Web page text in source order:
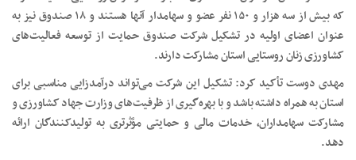
که بیش از سه هزار و ۱۵۰ نفر عضو و سهامدار آنها هستند و ۱۸ صندوق نیز به
عنوان اعضای اولیه در تشکیل شرکت صندوق حمایت از توسعه فعالیت‌های
کشاورزی زنان روستایی استان مشارکت دارند.
مهدی دوست تأکید کرد: تشکیل این شرکت می‌تواند درآمدزایی مناسبی برای
استان به همراه داشته باشد و با بهره‌گیری از ظرفیت‌های وزارت جهاد کشاورزی و
مشارکت سهامداران، خدمات مالی و حمایتی مؤثرتری به تولیدکنندگان ارائه
دهد.